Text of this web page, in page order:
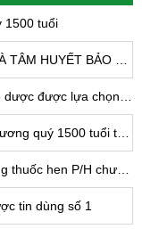
1500 tuổi
tin dùng số 1